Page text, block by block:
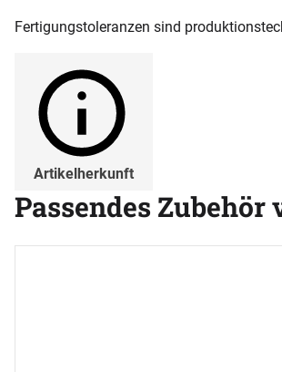
Fertigungstoleranzen sind
Artikelherkunft
Passendes Zubehör